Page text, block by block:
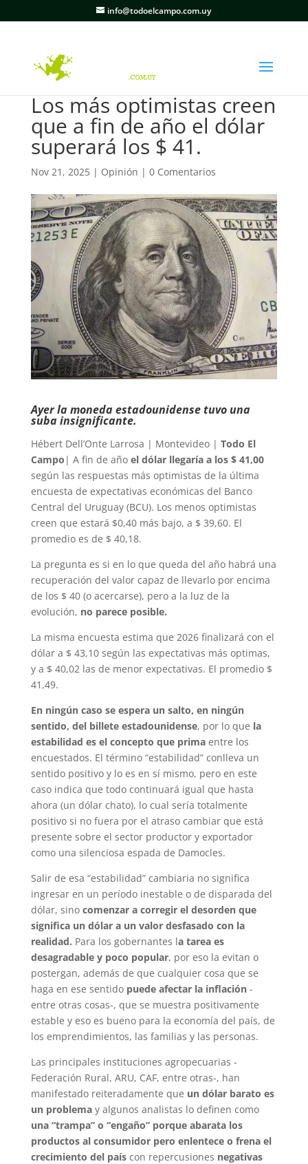
info@todoelcampo.com.uy
Los más optimistas creen
que a fin de año el dólar
superará los $ 41.
Nov 21, 2025| Opinión | 0 Comentarios
Ayer la moneda estadounidense tuvo una
suba insignificante.
Hébert Dell’Onte Larrosa | Montevideo | Todo El
Campo | A fin de año el dólar llegaría a los $ 41,00
según las respuestas más optimistas de la última
encuesta de expectativas económicas del Banco
Central del Uruguay (BCU). Los menos optimistas
creen que estará $0,40 más bajo, a $ 39,60. El
promedio es de $ 40,18.
La pregunta es si en lo que queda del año habrá una
recuperación del valor capaz de llevarlo por encima
de los $ 40 (o acercarse), pero a la luz de la
evolución, no parece posible.
La misma encuesta estima que 2026 finalizará con el
dólar a $ 43,10 según las expectativas más optimas,
y a $ 40,02 las de menor expectativas. El promedio $
41,49.
En ningún caso se espera un salto, en ningún
sentido, del billete estadounidense, por lo que la
estabilidad es el concepto que primaentre los
encuestados. El término “estabilidad” conlleva un
sentido positivo y lo es en sí mismo, pero en este
caso indica que todo continuará igual que hasta
ahora (un dólar chato), lo cual sería totalmente
positivo si no fuera por el atraso cambiar que está
presente sobre el sector productor y exportador
como una silenciosa espada de Damocles.
Salir de esa “estabilidad” cambiaria no significa
ingresar en un período inestable o de disparada del
dólar, sino comenzar a corregir el desorden que
significa un dólar a un valor desfasado con la
realidad. Para los gobernantes la tarea es
desagradable y poco popular, por eso la evitan o
postergan, además de que cualquier cosa que se
haga en ese sentido puede afectar la inflación-
entre otras cosas-, que se muestra positivamente
estable y eso es bueno para la economía del país, de
los emprendimientos, las familias y las personas.
Las principales instituciones agropecuarias -
Federación Rural, ARU, CAF, entre otras-, han
manifestado reiteradamente que un dólar barato es
un problemay algunos analistas lo definen como
una “trampa” o “engaño” porque abarata los
productos al consumidor pero enlentece o frena el
crecimiento del paíscon repercusiones negativas